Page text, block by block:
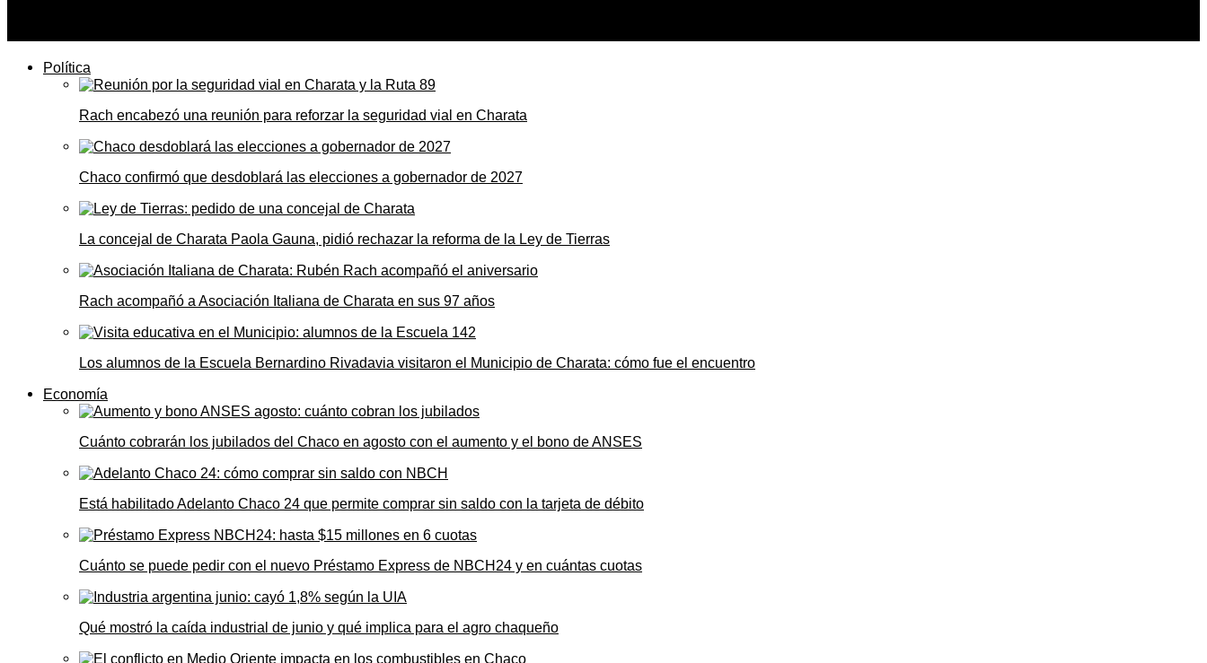
Política
Rach encabezó una reunión para reforzar la seguridad vial en Charata
Chaco confirmó que desdoblará las elecciones a gobernador de 2027
La concejal de Charata Paola Gauna, pidió rechazar la reforma de la Ley de Tierras
Rach acompañó a Asociación Italiana de Charata en sus 97 años
Los alumnos de la Escuela Bernardino Rivadavia visitaron el Municipio de Charata: cómo fue el encuentro
Economía
Cuánto cobrarán los jubilados del Chaco en agosto con el aumento y el bono de ANSES
Está habilitado Adelanto Chaco 24 que permite comprar sin saldo con la tarjeta de débito
Cuánto se puede pedir con el nuevo Préstamo Express de NBCH24 y en cuántas cuotas
Qué mostró la caída industrial de junio y qué implica para el agro chaqueño